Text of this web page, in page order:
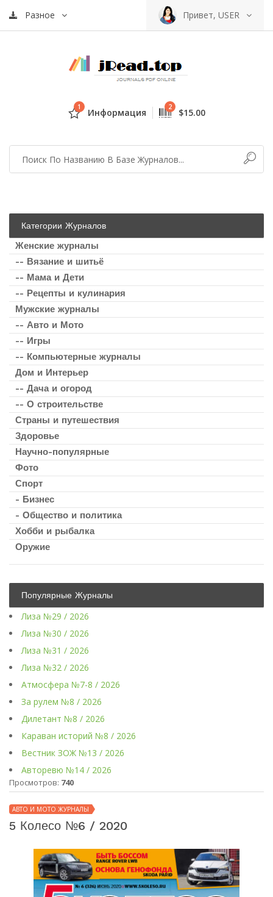
Разное Привет, USER
1 Информация 2 $15.00
Категории Журналов
Женские журналы
-- Вязание и шитьё
-- Мама и Дети
-- Рецепты и кулинария
Мужские журналы
-- Авто и Мото
-- Игры
-- Компьютерные журналы
Дом и Интерьер
-- Дача и огород
-- О строительстве
Страны и путешествия
Здоровье
Научно-популярные
Фото
Спорт
- Бизнес
- Общество и политика
Хобби и рыбалка
Оружие
Популярные Журналы
Лиза №29 / 2026
Лиза №30 / 2026
Лиза №31 / 2026
Лиза №32 / 2026
Атмосфера №7-8 / 2026
За рулем №8 / 2026
Дилетант №8 / 2026
Караван историй №8 / 2026
Вестник ЗОЖ №13 / 2026
Авторевю №14 / 2026
Просмотров: 740
АВТО И МОТО ЖУРНАЛЫ
5 Колесо №6 / 2020